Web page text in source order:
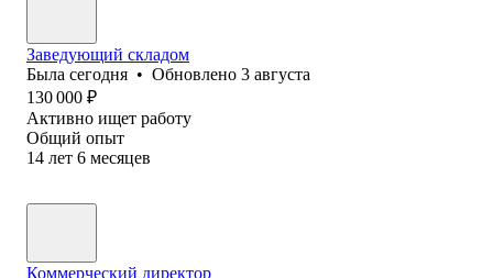
Заведующий складом
Была сегодня • Обновлено 3 августа
130 000 ₽
Активно ищет работу
Общий опыт
14 лет 6 месяцев
Коммерческий директор